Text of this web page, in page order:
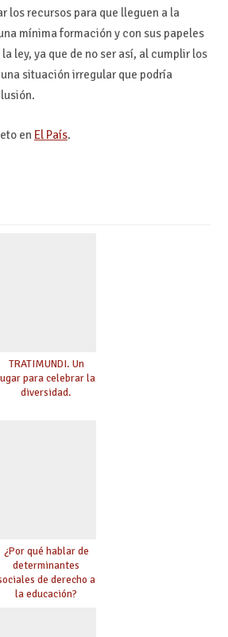
los recursos para que lleguen a la
mínima formación y con sus papeles
ley, ya que de no ser así, al cumplir los
situación irregular que podría
en El País.
TRATIMUNDI. Un
para celebrar la
diversidad.
¿Por qué hablar de
determinantes
de derecho a
la educación?